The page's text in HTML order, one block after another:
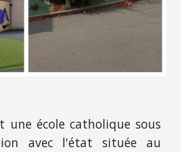
une école catholique sous
avec l'état située au